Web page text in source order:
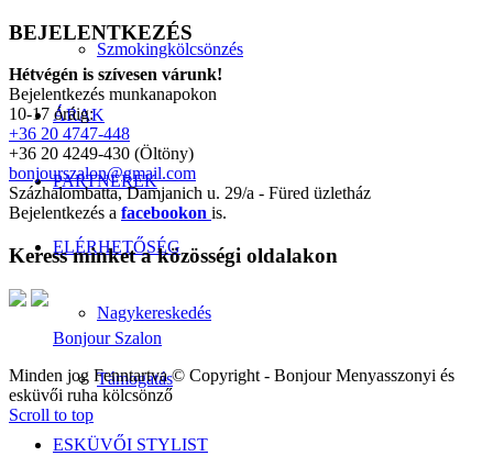
Szmokingkölcsönzés
ÁRAK
PARTNEREK
ELÉRHETŐSÉG
Nagykereskedés
Támogatás
ESKÜVŐI STYLIST
BEJELENTKEZÉS
Hétvégén is szívesen várunk!
Bejelentkezés munkanapokon
10-17 óráig:
+36 20 4747-448
+36 20 4249-430 (Öltöny)
bonjourszalon@gmail.com
Százhalombatta, Damjanich u. 29/a - Füred üzletház
Bejelentkezés a facebookon is.
Keress minket a közösségi oldalakon
Bonjour Szalon
Minden jog Fenntartva © Copyright - Bonjour Menyasszonyi és
esküvői ruha kölcsönző
Scroll to top